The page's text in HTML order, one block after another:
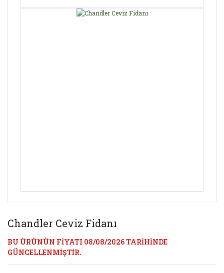
Chandler Ceviz Fidanı
BU ÜRÜNÜN FİYATI 08/08/2026 TARİHİNDE
GÜNCELLENMİŞTİR.